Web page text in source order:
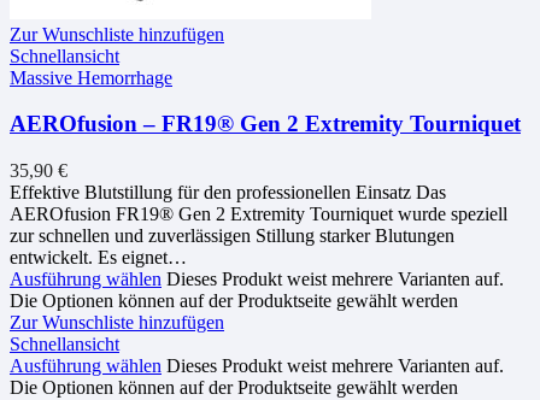
Zur Wunschliste hinzufügen
Schnellansicht
Massive Hemorrhage
AEROfusion – FR19® Gen 2 Extremity Tourniquet
35,90 €
Effektive Blutstillung für den professionellen Einsatz Das
AEROfusion FR19® Gen 2 Extremity Tourniquet wurde speziell
zur schnellen und zuverlässigen Stillung starker Blutungen
entwickelt. Es eignet…
Ausführung wählen Dieses Produkt weist mehrere Varianten auf.
Die Optionen können auf der Produktseite gewählt werden
Zur Wunschliste hinzufügen
Schnellansicht
Ausführung wählen Dieses Produkt weist mehrere Varianten auf.
Die Optionen können auf der Produktseite gewählt werden